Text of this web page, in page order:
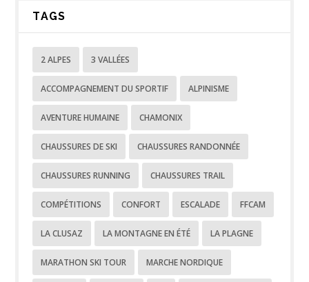
TAGS
2 ALPES 3 VALLÉES
ACCOMPAGNEMENT DU SPORTIF ALPINISME
AVENTURE HUMAINE CHAMONIX
CHAUSSURES DE SKI CHAUSSURES RANDONNÉE
CHAUSSURES RUNNING CHAUSSURES TRAIL
COMPÉTITIONS CONFORT ESCALADE FFCAM
LA CLUSAZ LA MONTAGNE EN ÉTÉ LA PLAGNE
MARATHON SKI TOUR MARCHE NORDIQUE